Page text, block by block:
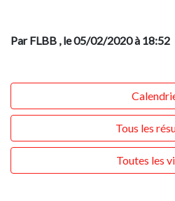
Par FLBB , le 05/02/2020 à 18:52
Tous les
Toutes les